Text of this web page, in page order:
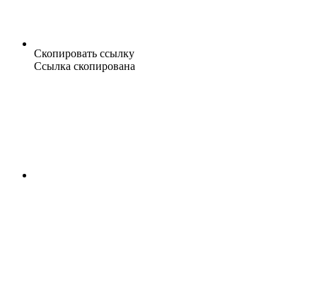
Скопировать ссылку
Ссылка скопирована